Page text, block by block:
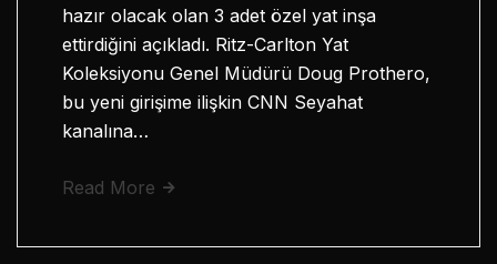
hazır olacak olan 3 adet özel yat inşa
ettirdiğini açıkladı. Ritz-Carlton Yat
Koleksiyonu Genel Müdürü Doug Prothero,
bu yeni girişime ilişkin CNN Seyahat
kanalına…
Read More